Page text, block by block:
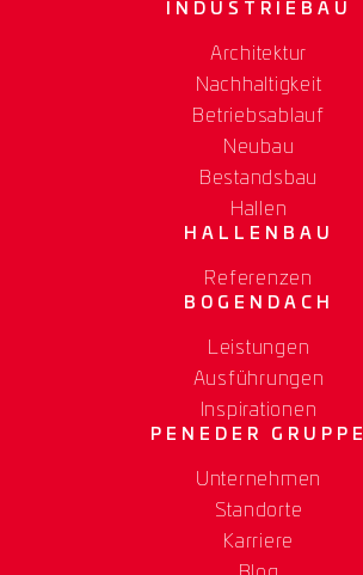
INDUSTRIEBAU
Architektur
Nachhaltigkeit
Betriebsablauf
Neubau
Bestandsbau
Hallen
HALLENBAU
Referenzen
BOGENDACH
Leistungen
Ausführungen
Inspirationen
PENEDER GRUPPE
Unternehmen
Standorte
Karriere